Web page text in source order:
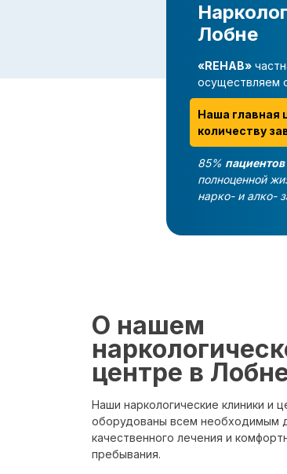
Лобне
«REHAB»
осуществляем
Наша главная
количеству
85% пациентов
полноценной
нарко- и алко-
О нашем
центре в
Наши наркологические клиники и
оборудованы всем необходимым
качественного лечения и
пребывания.